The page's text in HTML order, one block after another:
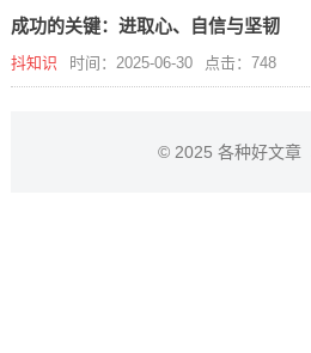
成功的关键：进取心、自信与坚韧
抖知识 时间：2025-06-30 点击：748
© 2025 各种好文章